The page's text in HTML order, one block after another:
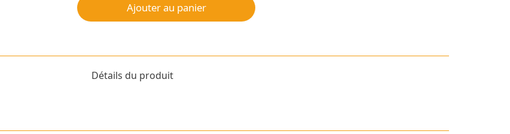
Ajouter au panier
Détails du produit